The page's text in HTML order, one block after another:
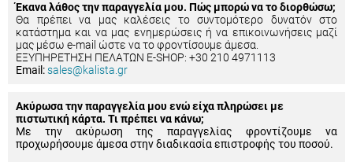
Έκανα λάθος την παραγγελία μου. Πώς μπορώ να το διορθώσω;
Θα πρέπει να μας καλέσεις το συντομότερο δυνατόν στο
κατάστημα και να μας ενημερώσεις ή να επικοινωνήσεις μαζί
μας μέσω e-mail ώστε να το φροντίσουμε άμεσα.
ΕΞΥΠΗΡΕΤΗΣΗ ΠΕΛΑΤΩΝ E-SHOP: +30 210 4971113
Email:sales@kalista.gr
Ακύρωσα την παραγγελία μου ενώ είχα πληρώσει με
πιστωτική κάρτα. Τι πρέπει να κάνω;
Με την ακύρωση της παραγγελίας φροντίζουμε να
προχωρήσουμε άμεσα στην διαδικασία επιστροφής του ποσού.